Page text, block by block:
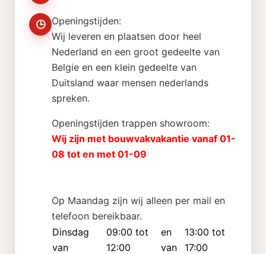
🕒 Openingstijden:
Wij leveren en plaatsen door heel
Nederland en een groot gedeelte van
Belgie en een klein gedeelte van
Duitsland waar mensen nederlands
spreken.
Openingstijden trappen showroom:
Wij zijn met bouwvakvakantie vanaf 01-
08 tot en met 01-09
Op Maandag zijn wij alleen per mail en
telefoon bereikbaar.
Dinsdag
van
09:00 tot
12:00
en
van
13:00 tot
17:00